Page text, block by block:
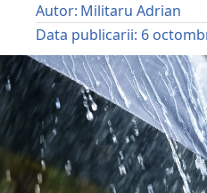
Autor: Militaru Adrian
Data publicarii: 6